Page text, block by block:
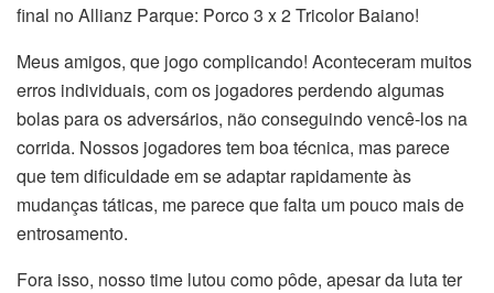
final no Allianz Parque: Porco 3 x 2 Tricolor Baiano!
Meus amigos, que jogo complicando! Aconteceram muitos
erros individuais, com os jogadores perdendo algumas
bolas para os adversários, não conseguindo vencê-los na
corrida. Nossos jogadores tem boa técnica, mas parece
que tem dificuldade em se adaptar rapidamente às
mudanças táticas, me parece que falta um pouco mais de
entrosamento.
Fora isso, nosso time lutou como pôde, apesar da luta ter